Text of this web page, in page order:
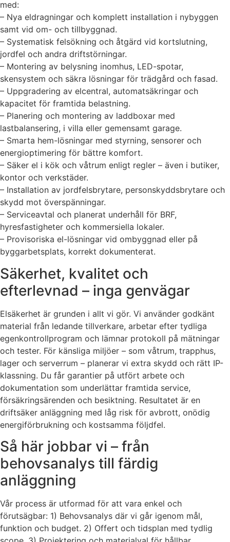
med:
– Nya eldragningar och komplett installation i nybyggen
samt vid om- och tillbyggnad.
– Systematisk felsökning och åtgärd vid kortslutning,
jordfel och andra driftstörningar.
– Montering av belysning inomhus, LED-spotar,
skensystem och säkra lösningar för trädgård och fasad.
– Uppgradering av elcentral, automatsäkringar och
kapacitet för framtida belastning.
– Planering och montering av laddboxar med
lastbalansering, i villa eller gemensamt garage.
– Smarta hem-lösningar med styrning, sensorer och
energioptimering för bättre komfort.
– Säker el i kök och våtrum enligt regler – även i butiker,
kontor och verkstäder.
– Installation av jordfelsbrytare, personskyddsbrytare och
skydd mot överspänningar.
– Serviceavtal och planerat underhåll för BRF,
hyresfastigheter och kommersiella lokaler.
– Provisoriska el-lösningar vid ombyggnad eller på
byggarbetsplats, korrekt dokumenterat.
Säkerhet, kvalitet och
efterlevnad – inga genvägar
Elsäkerhet är grunden i allt vi gör. Vi använder godkänt
material från ledande tillverkare, arbetar efter tydliga
egenkontrollprogram och lämnar protokoll på mätningar
och tester. För känsliga miljöer – som våtrum, trapphus,
lager och serverrum – planerar vi extra skydd och rätt IP-
klassning. Du får garantier på utfört arbete och
dokumentation som underlättar framtida service,
försäkringsärenden och besiktning. Resultatet är en
driftsäker anläggning med låg risk för avbrott, onödig
energiförbrukning och kostsamma följdfel.
Så här jobbar vi – från
behovsanalys till färdig
anläggning
Vår process är utformad för att vara enkel och
förutsägbar: 1) Behovsanalys där vi går igenom mål,
funktion och budget. 2) Offert och tidsplan med tydlig